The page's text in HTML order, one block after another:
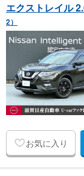
エクストレイル
2）
お気に入り